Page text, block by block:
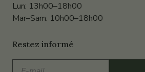
Lun: 13h00–18h00
Mar–Sam: 10h00–18h00
Restez informé